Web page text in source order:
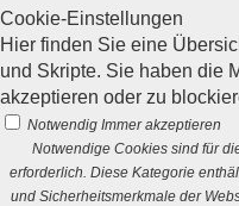
Cookie-Einstellungen
Hier finden Sie eine
und Skripte. Sie haben die
akzeptieren oder zu
Notwendig Immer akzeptieren
Notwendige Cookies sind für
erforderlich. Diese Kategorie
und Sicherheitsmerkmale der